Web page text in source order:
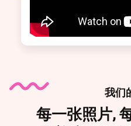
我们
每一张照片,